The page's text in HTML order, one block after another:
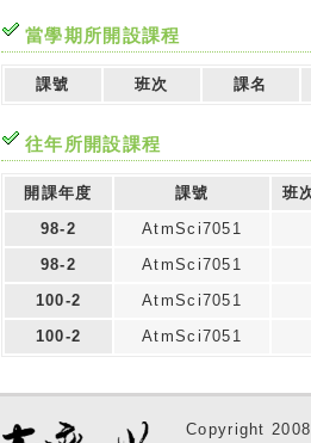
當學期所開設課程
課號 班次 課名
往年所開設課程
開課年度 課號 班
98-2
AtmSci7051
98-2
AtmSci7051
100-2
AtmSci7051
100-2
AtmSci7051
Copyright